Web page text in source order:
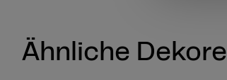
Ähnliche Dekore